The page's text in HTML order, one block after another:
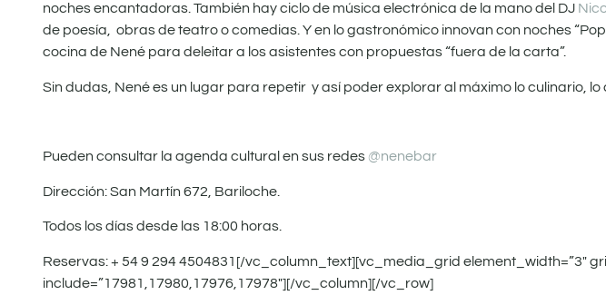
noches encantadoras. También hay ciclo de música electrónica de la mano del DJ
de poesía, obras de teatro o comedias. Y en lo gastronómico innovan con noches
cocina de Nené para deleitar a los asistentes con propuestas “fuera de la carta”.
Sin dudas, Nené es un lugar para repetir y así poder explorar al máximo lo culinario, lo
Pueden consultar la agenda cultural en sus redes @nenebar
Dirección: San Martín 672, Bariloche.
Todos los días desde las 18:00 horas.
Reservas: + 54 9 294 4504831[/vc_column_text][vc_media_grid element_width=”3″
include=”17981,17980,17976,17978″][/vc_column][/vc_row]